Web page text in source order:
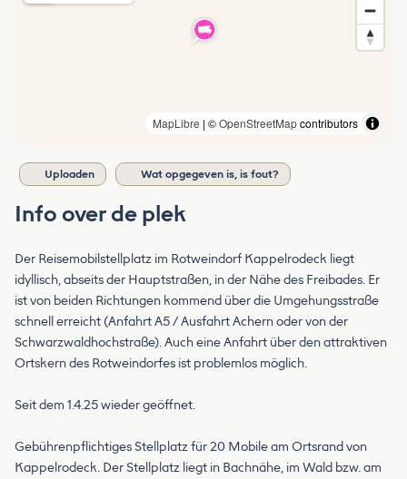
MapLibre | ©OpenStreetMapcontributors
Uploaden Wat opgegeven is, is fout?
Info over de plek
Der Reisemobilstellplatz im Rotweindorf Kappelrodeck liegt
idyllisch, abseits der Hauptstraßen, in der Nähe des Freibades. Er
ist von beiden Richtungen kommend über die Umgehungsstraße
schnell erreicht (Anfahrt A5 / Ausfahrt Achern oder von der
Schwarzwaldhochstraße). Auch eine Anfahrt über den attraktiven
Ortskern des Rotweindorfes ist problemlos möglich.
Seit dem 1.4.25 wieder geöffnet.
Gebührenpflichtiges Stellplatz für 20 Mobile am Ortsrand von
Kappelrodeck. Der Stellplatz liegt in Bachnähe, im Wald bzw. am